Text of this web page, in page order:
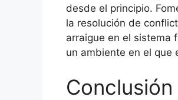
desde el principio.
la resolución de
arraigue en el sistema
un ambiente en el que